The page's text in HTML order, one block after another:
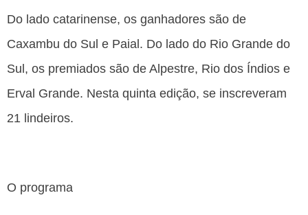
Do lado catarinense, os ganhadores são de
Caxambu do Sul e Paial. Do lado do Rio Grande do
Sul, os premiados são de Alpestre, Rio dos Índios e
Erval Grande. Nesta quinta edição, se inscreveram
21 lindeiros.
O programa